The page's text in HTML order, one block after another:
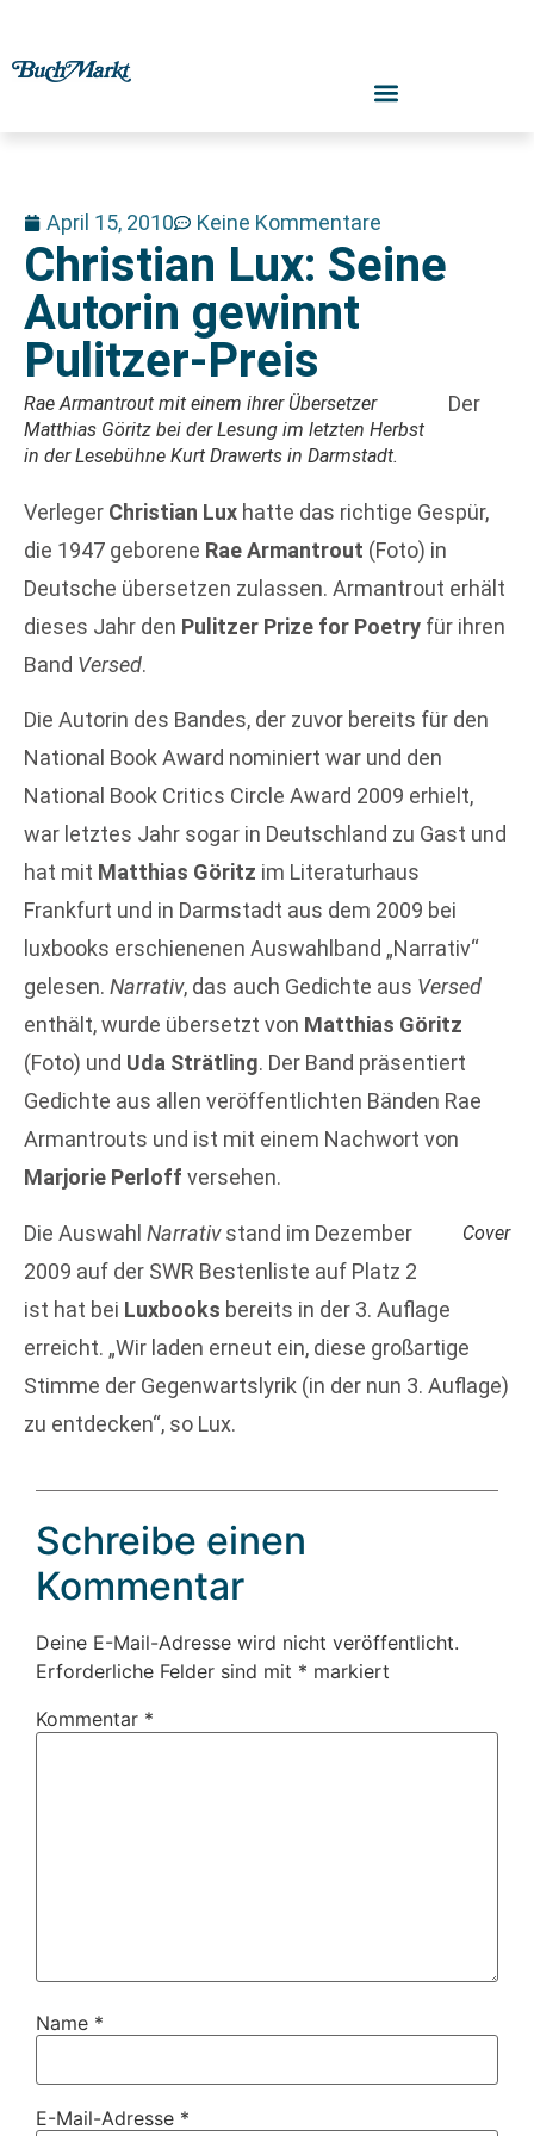
April 15, 2010 Keine Kommentare
Christian Lux: Seine
Autorin gewinnt
Pulitzer-Preis
Rae Armantrout mit einem ihrer Übersetzer
Matthias Göritz bei der Lesung im letzten Herbst
in der Lesebühne Kurt Drawerts in Darmstadt.
Der
Verleger Christian Lux hatte das richtige Gespür,
die 1947 geborene Rae Armantrout (Foto) in
Deutsche übersetzen zulassen. Armantrout erhält
dieses Jahr den Pulitzer Prize for Poetry für ihren
Band Versed.
Die Autorin des Bandes, der zuvor bereits für den
National Book Award nominiert war und den
National Book Critics Circle Award 2009 erhielt,
war letztes Jahr sogar in Deutschland zu Gast und
hat mit Matthias Göritz im Literaturhaus
Frankfurt und in Darmstadt aus dem 2009 bei
luxbooks erschienenen Auswahlband „Narrativ“
gelesen. Narrativ, das auch Gedichte aus Versed
enthält, wurde übersetzt von Matthias Göritz
(Foto) und Uda Strätling. Der Band präsentiert
Gedichte aus allen veröffentlichten Bänden Rae
Armantrouts und ist mit einem Nachwort von
Marjorie Perloff versehen.
Cover
Die Auswahl Narrativstand im Dezember
2009 auf der SWR Bestenliste auf Platz 2
ist hat bei Luxbooks bereits in der 3. Auflage
erreicht. „Wir laden erneut ein, diese großartige
Stimme der Gegenwartslyrik (in der nun 3. Auflage)
zu entdecken“, so Lux.
Schreibe einen
Kommentar
Deine E-Mail-Adresse wird nicht veröffentlicht.
Erforderliche Felder sind mit * markiert
Kommentar *
Name *
E-Mail-Adresse *